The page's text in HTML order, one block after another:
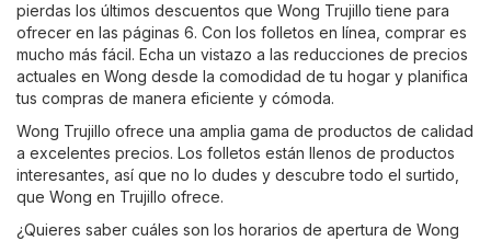
pierdas los últimos descuentos que Wong Trujillo tiene para
ofrecer en las páginas 6. Con los folletos en línea, comprar es
mucho más fácil. Echa un vistazo a las reducciones de precios
actuales en Wong desde la comodidad de tu hogar y planifica
tus compras de manera eficiente y cómoda.
Wong Trujillo ofrece una amplia gama de productos de calidad
a excelentes precios. Los folletos están llenos de productos
interesantes, así que no lo dudes y descubre todo el surtido,
que Wong en Trujillo ofrece.
¿Quieres saber cuáles son los horarios de apertura de Wong